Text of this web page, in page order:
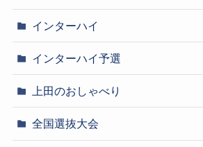
インターハイ
インターハイ予選
上田のおしゃべり
全国選抜大会